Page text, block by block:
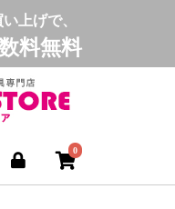
上げで、
料無料
0